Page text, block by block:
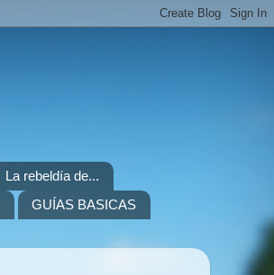
La rebeldía de...
GUÍAS BASICAS